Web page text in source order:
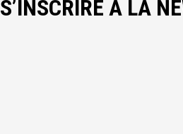
S’INSCRIRE À LA